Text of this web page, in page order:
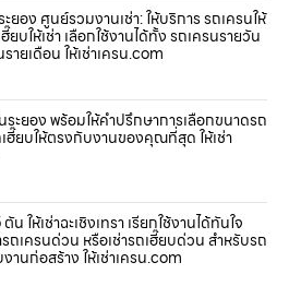
ยอง ศูนย์รวมงานเช่า: ให้บริการ รถเครนให้
ฮี๊ยบให้เช่า เลือกใช้งานได้ทั้ง รถเครนรายวัน
ายเดือน ให้เช่าเครน.com
ระยอง พร้อมให้คำปรึกษาการเลือกขนาดรถ
เฮี๊ยบให้ตรงกับงานของคุณที่สุด ให้เช่า
น ให้เช่าฉะเชิงเทรา เรียกใช้งานได้ทันใจ
รถเครนด่วน หรือเช่ารถเฮี๊ยบด่วน สำหรับรถ
านก่อสร้าง ให้เช่าเครน.com